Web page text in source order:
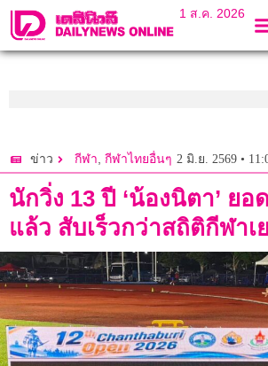
1 ส.ค. 2026
ข่าว กีฬา, กีฬาไทยอื่นๆ 2 มิ.ย. 2569 •
นักวิ่ง 13 ปี ‘น้องนิตา’ ยอ
แล้ว สับเร็วกว่าสถิติกีฬา